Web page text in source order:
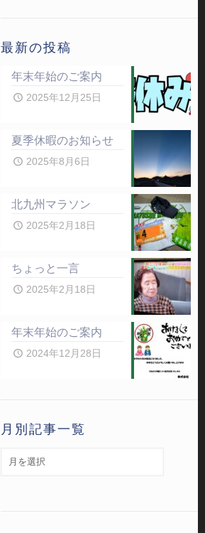
最新の投稿
年末年始のご案内
2025年12月25日
夏季休暇のお知らせ
2025年8月6日
北九州マラソン
2025年2月18日
ちょっと一言
2025年2月18日
年末年始のご案内
2024年12月28日
月別記事一覧